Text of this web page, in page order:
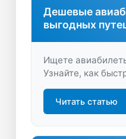
Дешевые
выгодных
Ищете
Узнайте, как
предложения и
перелетах.
способы купить
Читать статью